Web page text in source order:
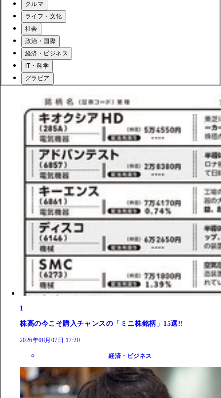
クルマ
ライフ・文化
社会
政治・国際
経済・ビジネス
IT・科学
グラビア
1
株高の今こそ購入チャンスの「ミニ株銘柄」15選!!
2026年08月07日 17:20
経済・ビジネス